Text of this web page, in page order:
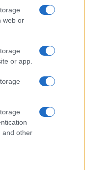
web or
or app.
and other